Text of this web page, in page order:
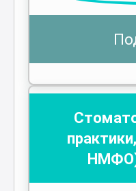
практики,